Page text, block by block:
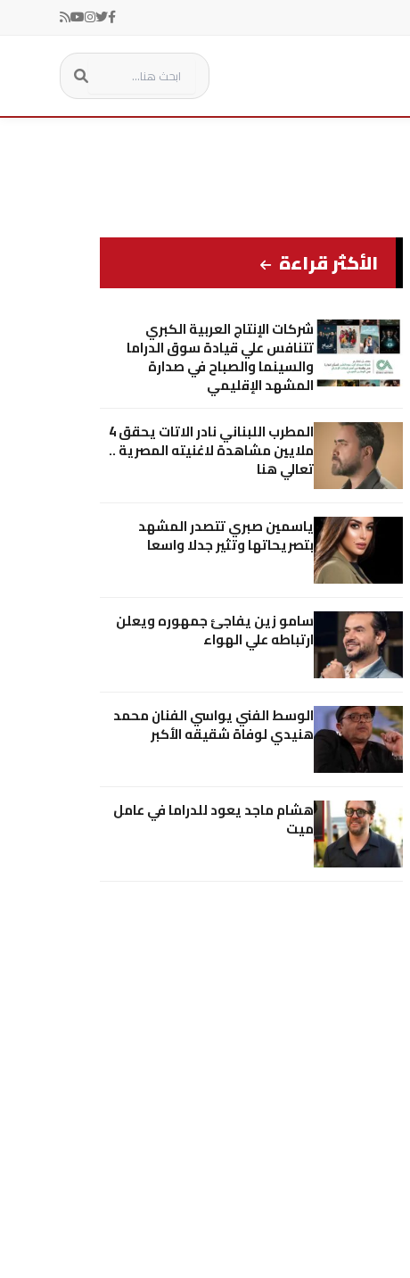
الأكثر قراءة
شركات الإنتاج العربية الكبري
تتنافس علي قيادة سوق الدراما
والسينما والصباح في صدارة
المشهد الإقليمي
المطرب اللبناني نادر الاتات يحقق 4
ملايين مشاهدة لاغنيته المصرية ..
تعالي هنا
ياسمين صبري تتصدر المشهد
بتصريحاتها وتثير جدلا واسعا
سامو زين يفاجئ جمهوره ويعلن
ارتباطه علي الهواء
الوسط الفني يواسي الفنان محمد
هنيدي لوفاة شقيقه الأكبر
هشام ماجد يعود للدراما في عامل
ميت